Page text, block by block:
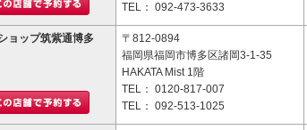
TEL： 092-473-3633
ョップ筑紫通博多
〒812-0894
福岡県福岡市博多区諸岡3-1-35
HAKATA Mist 1階
TEL： 0120-817-007
TEL： 092-513-1025